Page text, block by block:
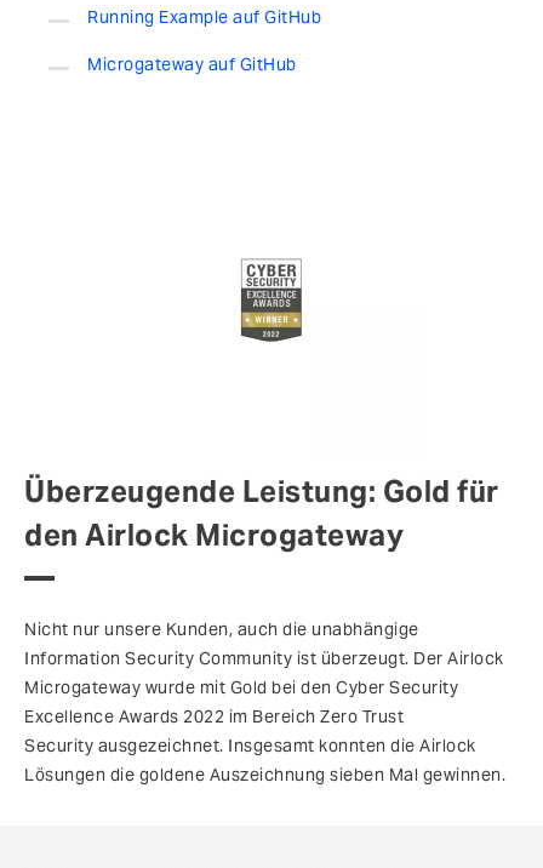
Running Example auf GitHub
Microgateway auf GitHub
Überzeugende Leistung: Gold für
den Airlock Microgateway
Nicht nur unsere Kunden, auch die unabhängige
Information Security Community ist überzeugt. Der Airlock
Microgateway wurde mit Gold bei den Cyber Security
Excellence Awards 2022 im Bereich Zero Trust
Security ausgezeichnet. Insgesamt konnten die Airlock
Lösungen die goldene Auszeichnung sieben Mal gewinnen.